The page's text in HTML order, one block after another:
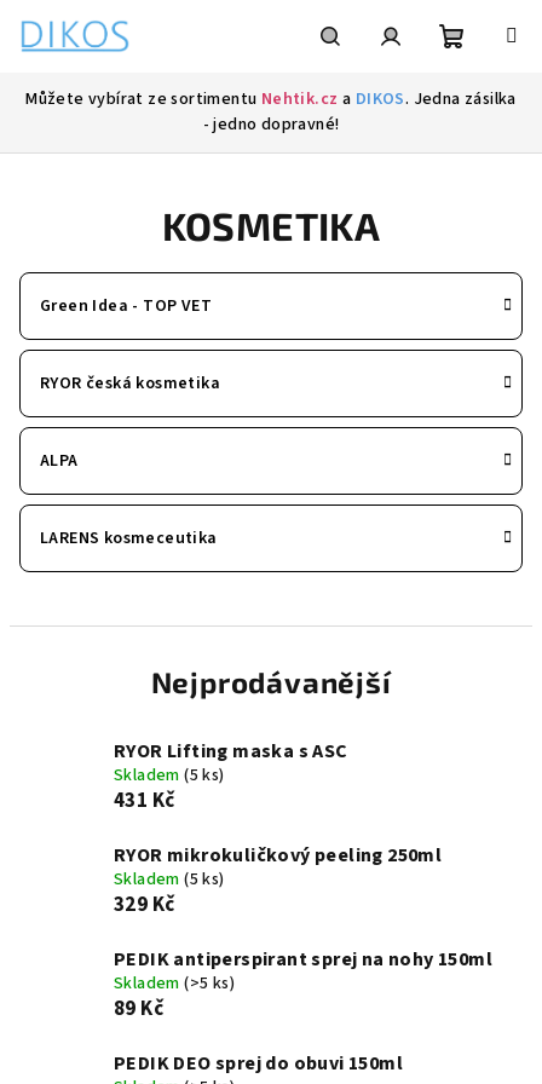
obsah
Můžete vybírat ze sortimentu Nehtik.cz a DIKOS. Jedna zásilka
- jedno dopravné!
KOSMETIKA
Green Idea - TOP VET
RYOR česká kosmetika
ALPA
LARENS kosmeceutika
Nejprodávanější
RYOR Lifting maska s ASC
Skladem(5 ks)
431 Kč
RYOR mikrokuličkový peeling 250ml
Skladem(5 ks)
329 Kč
PEDIK antiperspirant sprej na nohy 150ml
Skladem(>5 ks)
89 Kč
PEDIK DEO sprej do obuvi 150ml